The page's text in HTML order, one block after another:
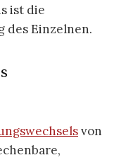
ist die
des Einzelnen.
von